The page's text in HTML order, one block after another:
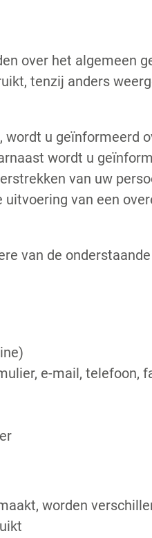
over het algemeen
tenzij anders
u geïnformeerd
wordt u
van uw
van een
van de
e-mail, telefoon,
worden